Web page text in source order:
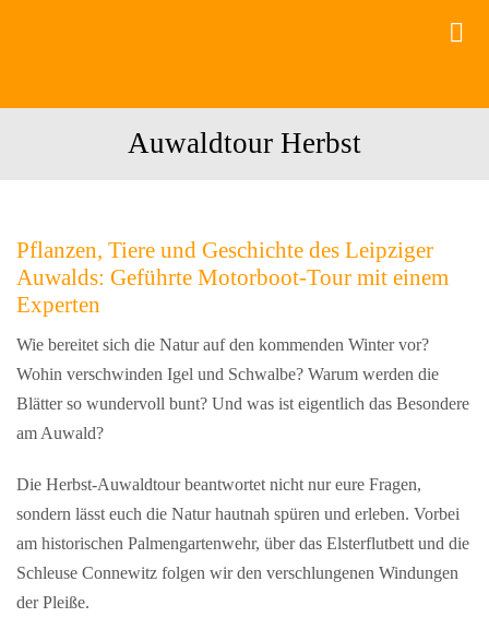
Motorboot
Gruppen
Events
Auwaldtour Herbst
Pflanzen, Tiere und Geschichte des Leipziger
Auwalds: Geführte Motorboot-Tour mit einem
Experten
Wie bereitet sich die Natur auf den kommenden Winter vor?
Wohin verschwinden Igel und Schwalbe? Warum werden die
Blätter so wundervoll bunt? Und was ist eigentlich das Besondere
am Auwald?
Die Herbst-Auwaldtour beantwortet nicht nur eure Fragen,
sondern lässt euch die Natur hautnah spüren und erleben. Vorbei
am historischen Palmengartenwehr, über das Elsterflutbett und die
Schleuse Connewitz folgen wir den verschlungenen Windungen
der Pleiße.